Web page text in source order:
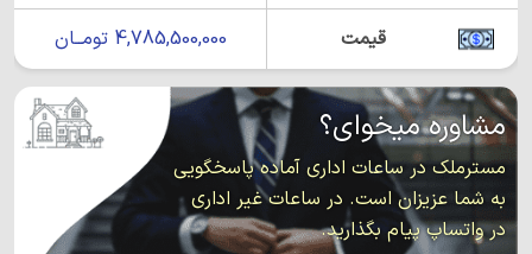
قیمت 4,785,500,000 تومــان
مشاوره میخوای؟
مسترملک در ساعات اداری آماده پاسخگویی
به شما عزیزان است. در ساعات غیر اداری
در واتساپ پیام بگذارید.